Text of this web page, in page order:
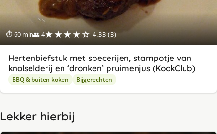
⏱ 60 min👥 4★★★★☆ 4.33 (3)
Hertenbiefstuk met specerijen, stampotje van
knolselderij en ‘dronken’ pruimenjus (KookClub)
BBQ & buiten koken Bijgerechten
Lekker hierbij